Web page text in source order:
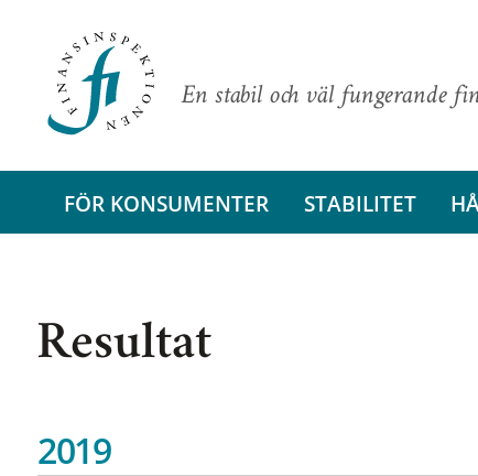
En stabil och väl fungerande
FÖR KONSUMENTER STABILITET
Resultat
2019